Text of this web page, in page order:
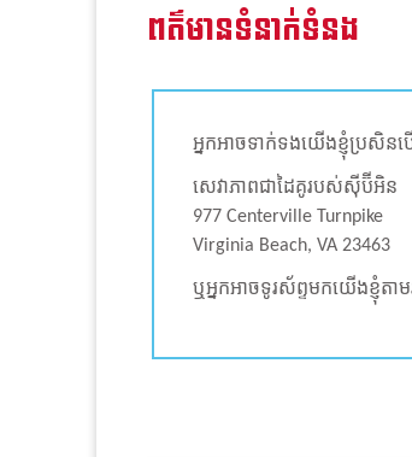
ពត៌មានទំនាក់ទំនង
អ្នកអាចទាក់ទងយើងខ្ញុំប្រសិន
សេវាភាពជាដៃគូរបស់ស៊ីប៊ីអិន
977 Centerville Turnpike
Virginia Beach, VA 23463
ឬអ្នកអាចទូរស័ព្ទមកយើងខ្ញុំ